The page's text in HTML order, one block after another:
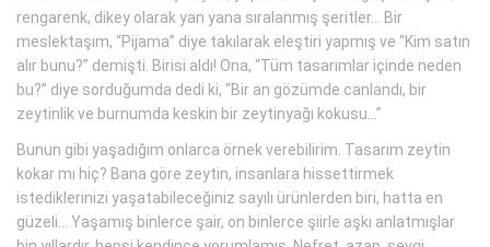
rengarenk, dikey olarak yan yana sıralanmış şeritler... Bir
meslektaşım, “Pijama” diye takılarak eleştiri yapmış ve “Kim satın
alır bunu?” demişti. Birisi aldı! Ona, “Tüm tasarımlar içinde neden
bu?” diye sorduğumda dedi ki, “Bir an gözümde canlandı, bir
zeytinlik ve burnumda keskin bir zeytinyağı kokusu...”
Bunun gibi yaşadığım onlarca örnek verebilirim. Tasarım zeytin
kokar mı hiç? Bana göre zeytin, insanlara hissettirmek
istediklerinizi yaşatabileceğiniz sayılı ürünlerden biri, hatta en
güzeli... Yaşamış binlerce şair, on binlerce şiirle aşkı anlatmışlar